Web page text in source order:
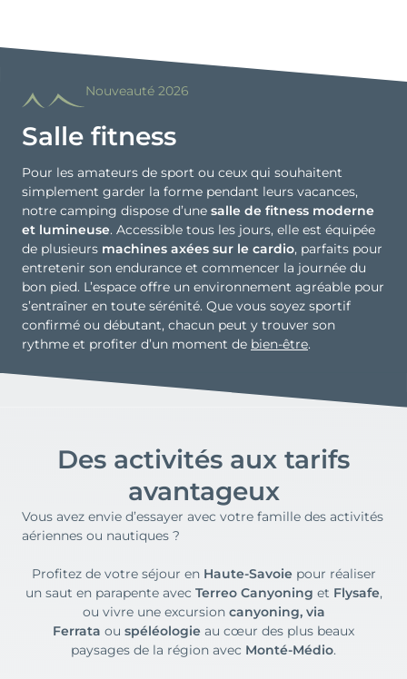
Nouveauté 2026
Salle fitness
Pour les amateurs de sport ou ceux qui souhaitent
simplement garder la forme pendant leurs vacances,
notre camping dispose d’une salle de fitness moderne
et lumineuse. Accessible tous les jours, elle est équipée
de plusieurs machines axées sur le cardio, parfaits pour
entretenir son endurance et commencer la journée du
bon pied. L’espace offre un environnement agréable pour
s’entraîner en toute sérénité. Que vous soyez sportif
confirmé ou débutant, chacun peut y trouver son
rythme et profiter d’un moment de bien-être.
Des activités aux tarifs
avantageux
Vous avez envie d’essayer avec votre famille des activités
aériennes ou nautiques ?
Profitez de votre séjour en Haute-Savoie pour réaliser
un saut en parapente avec Terreo Canyoning et Flysafe,
ou vivre une excursion canyoning, via
Ferrata ou spéléologie au cœur des plus beaux
paysages de la région avec Monté-Médio.